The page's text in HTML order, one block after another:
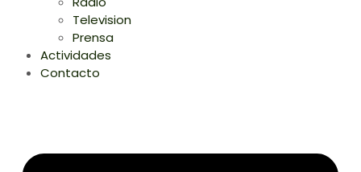
Television
Prensa
Actividades
Contacto